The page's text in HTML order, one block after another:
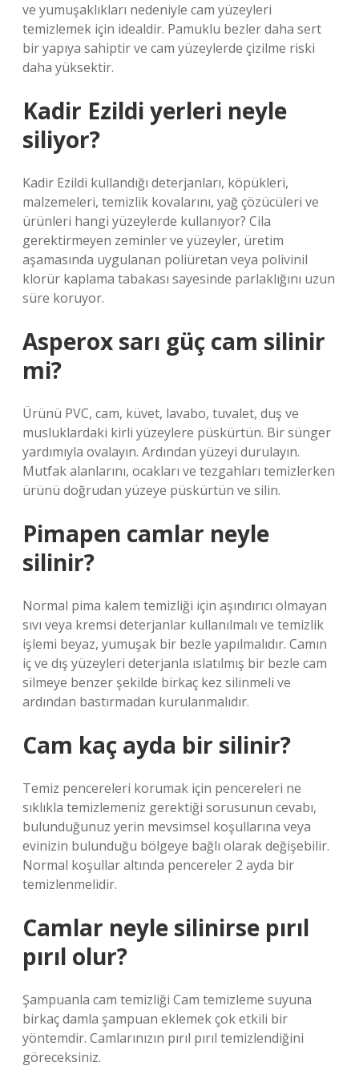
ve yumuşaklıkları nedeniyle cam yüzeyleri
temizlemek için idealdir. Pamuklu bezler daha sert
bir yapıya sahiptir ve cam yüzeylerde çizilme riski
daha yüksektir.
Kadir Ezildi yerleri neyle
siliyor?
Kadir Ezildi kullandığı deterjanları, köpükleri,
malzemeleri, temizlik kovalarını, yağ çözücüleri ve
ürünleri hangi yüzeylerde kullanıyor? Cila
gerektirmeyen zeminler ve yüzeyler, üretim
aşamasında uygulanan poliüretan veya polivinil
klorür kaplama tabakası sayesinde parlaklığını uzun
süre koruyor.
Asperox sarı güç cam silinir
mi?
Ürünü PVC, cam, küvet, lavabo, tuvalet, duş ve
musluklardaki kirli yüzeylere püskürtün. Bir sünger
yardımıyla ovalayın. Ardından yüzeyi durulayın.
Mutfak alanlarını, ocakları ve tezgahları temizlerken
ürünü doğrudan yüzeye püskürtün ve silin.
Pimapen camlar neyle
silinir?
Normal pima kalem temizliği için aşındırıcı olmayan
sıvı veya kremsi deterjanlar kullanılmalı ve temizlik
işlemi beyaz, yumuşak bir bezle yapılmalıdır. Camın
iç ve dış yüzeyleri deterjanla ıslatılmış bir bezle cam
silmeye benzer şekilde birkaç kez silinmeli ve
ardından bastırmadan kurulanmalıdır.
Cam kaç ayda bir silinir?
Temiz pencereleri korumak için pencereleri ne
sıklıkla temizlemeniz gerektiği sorusunun cevabı,
bulunduğunuz yerin mevsimsel koşullarına veya
evinizin bulunduğu bölgeye bağlı olarak değişebilir.
Normal koşullar altında pencereler 2 ayda bir
temizlenmelidir.
Camlar neyle silinirse pırıl
pırıl olur?
Şampuanla cam temizliği Cam temizleme suyuna
birkaç damla şampuan eklemek çok etkili bir
yöntemdir. Camlarınızın pırıl pırıl temizlendiğini
göreceksiniz.